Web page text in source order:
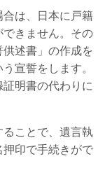
は、日本に戸籍
きません。その
述書」の作成を
宣誓をします。
明書の代わりに
ことで、遺言執
印で手続きがで